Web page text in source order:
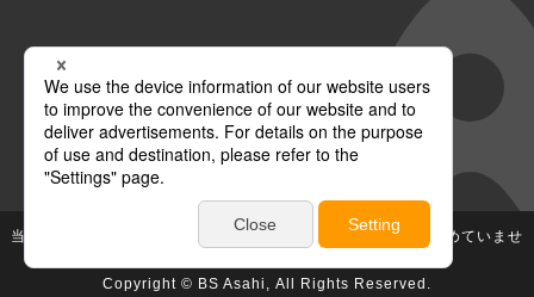
グループ会社
テレビ朝日 テレ朝チャンネル
当社が著作権、著作隣接権を有する放送番組等の無断利用は認めていませ
ん。
Copyright © BS Asahi, All Rights Reserved.